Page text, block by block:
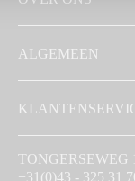
ALGEMEEN
+31(0)43 - 325 31